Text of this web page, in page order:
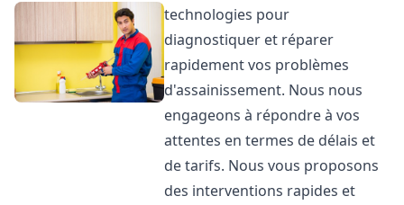
technologies pour
diagnostiquer et réparer
rapidement vos problèmes
d'assainissement. Nous nous
engageons à répondre à vos
attentes en termes de délais et
de tarifs. Nous vous proposons
des interventions rapides et